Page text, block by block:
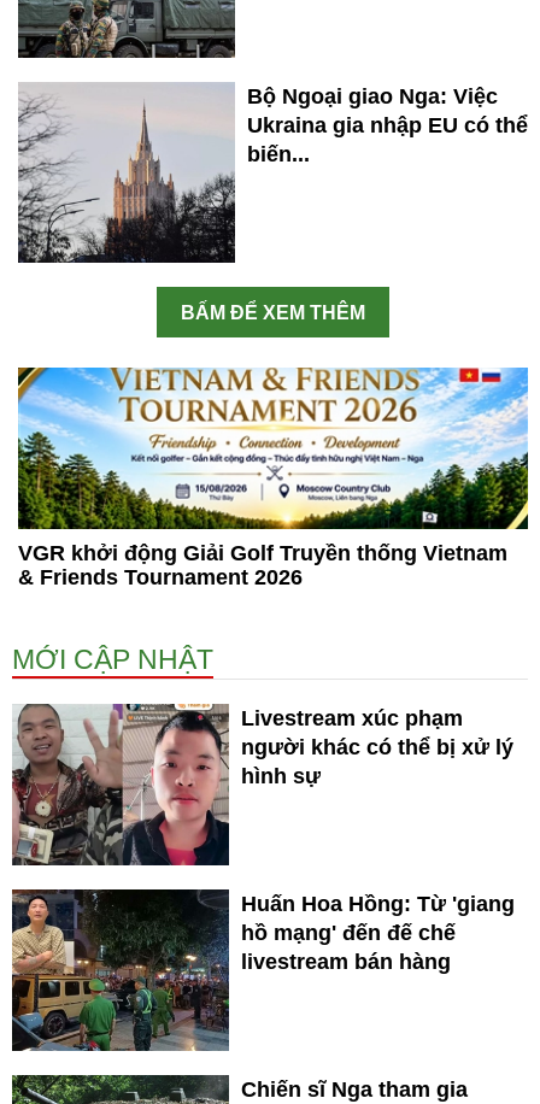
Bộ Ngoại giao Nga: Việc
Ukraina gia nhập EU có thể
biến...
BẤM ĐỂ XEM THÊM
VGR khởi động Giải Golf Truyền thống Vietnam
& Friends Tournament 2026
MỚI CẬP NHẬT
Livestream xúc phạm
người khác có thể bị xử lý
hình sự
Huấn Hoa Hồng: Từ 'giang
hồ mạng' đến đế chế
livestream bán hàng
Chiến sĩ Nga tham gia